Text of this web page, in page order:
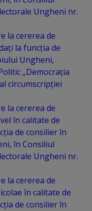
Ungheni nr.
la cererea de
la funcția de
Ungheni,
„Democrația
circumscripției
la cererea de
în calitate de
de consilier în
în Consiliul
Ungheni nr.
la cererea de
în calitate de
de consilier în